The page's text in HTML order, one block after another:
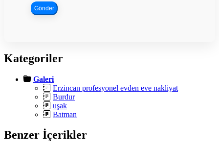
Gönder
Kategoriler
Galeri
Erzincan profesyonel evden eve nakliyat
Burdur
uşak
Batman
Benzer İçerikler